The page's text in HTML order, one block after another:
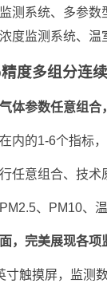
测系统、多参
度监测系统、
度多组分连
体参数任意组合
内的1-6个指标
任意组合、技
、PM10、
，完美展现各项
寸触摸屏，监测